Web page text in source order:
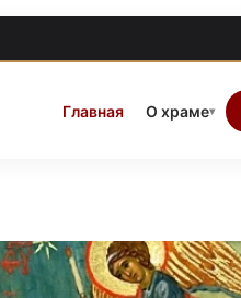
Главная О храме▾